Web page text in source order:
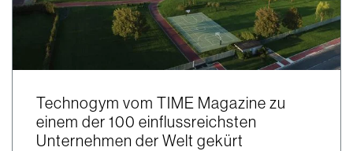
Technogym vom TIME Magazine zu
einem der 100 einflussreichsten
Unternehmen der Welt gekürt